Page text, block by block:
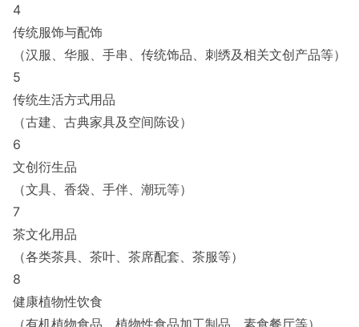
4
传统服饰与配饰
（汉服、华服、手串、传统饰品、刺绣及相关文创产品等）
5
传统生活方式用品
（古建、古典家具及空间陈设）
6
文创衍生品
（文具、香袋、手伴、潮玩等）
7
茶文化用品
（各类茶具、茶叶、茶席配套、茶服等）
8
健康植物性饮食
（有机植物食品、植物性食品加工制品、素食餐厅等）